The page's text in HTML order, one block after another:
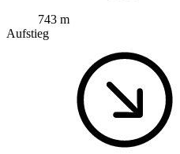
743 m
Aufstieg